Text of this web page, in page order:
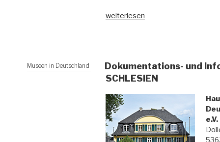
weiterlesen
Museen in Deutschland
Dokumentations- und
SCHLESIEN
e.V.